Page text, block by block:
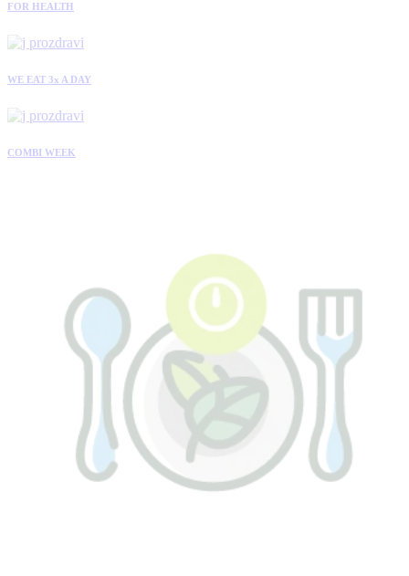
FOR HEALTH
WE EAT 3x A DAY
COMBI WEEK